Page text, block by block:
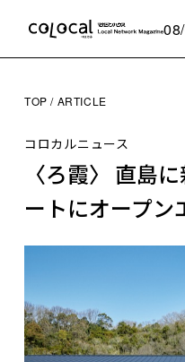
TOP ARTICLE
コロカルニュース
〈ろ霞〉 直島
ートにオープン